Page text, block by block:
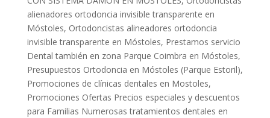
alienadores ortodoncia invisible transparente en
Móstoles, Ortodoncistas alineadores ortodoncia
invisible transparente en Móstoles, Prestamos servicio
Dental también en zona Parque Coimbra en Móstoles,
Presupuestos Ortodoncia en Móstoles (Parque Estoril),
Promociones de clínicas dentales en Mostoles,
Promociones Ofertas Precios especiales y descuentos
para Familias Numerosas tratamientos dentales en